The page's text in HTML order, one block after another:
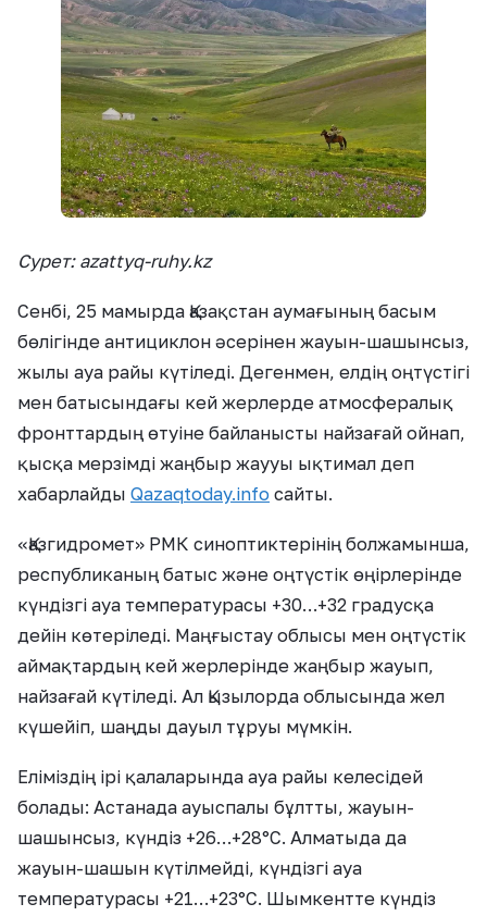
Сурет: azattyq-ruhy.kz
Сенбі, 25 мамырда Қазақстан аумағының басым
бөлігінде антициклон әсерінен жауын-шашынсыз,
жылы ауа райы күтіледі. Дегенмен, елдің оңтүстігі
мен батысындағы кей жерлерде атмосфералық
фронттардың өтуіне байланысты найзағай ойнап,
қысқа мерзімді жаңбыр жаууы ықтимал деп
хабарлайды Qazaqtoday.info сайты.
«Қазгидромет» РМК синоптиктерінің болжамынша,
республиканың батыс және оңтүстік өңірлерінде
күндізгі ауа температурасы +30…+32 градусқа
дейін көтеріледі. Маңғыстау облысы мен оңтүстік
аймақтардың кей жерлерінде жаңбыр жауып,
найзағай күтіледі. Ал Қызылорда облысында жел
күшейіп, шаңды дауыл тұруы мүмкін.
Еліміздің ірі қалаларында ауа райы келесідей
болады: Астанада ауыспалы бұлтты, жауын-
шашынсыз, күндіз +26…+28°C. Алматыда да
жауын-шашын күтілмейді, күндізгі ауа
температурасы +21…+23°C. Шымкентте күндіз